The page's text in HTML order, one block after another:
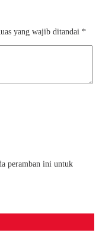
yang wajib ditandai *
peramban ini untuk